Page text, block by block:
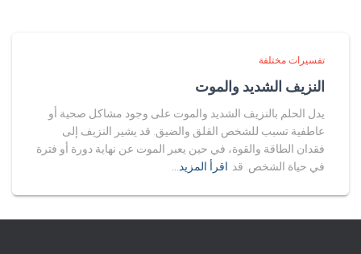
تفسيرات مختلفة
النزيف الشديد والموت
يدل الحلم بالنزيف الشديد والموت على وجود مشاكل صحية أو
عاطفية تسبب للشخص القلق والضيق. قد يشير النزيف إلى
فقدان الطاقة والقوة، في حين يعبر الموت عن نهاية دورة أو فترة
في حياة الشخص. قد اقرأ المزيد…